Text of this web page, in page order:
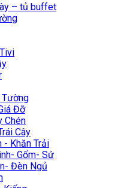
– tủ buffet
Tường
Đỡ
Chén
Cây
- Khăn Trải
Gốm- Sứ
Đèn Ngủ